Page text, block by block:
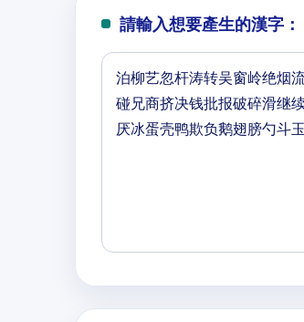
請輸入想要產生的漢字：